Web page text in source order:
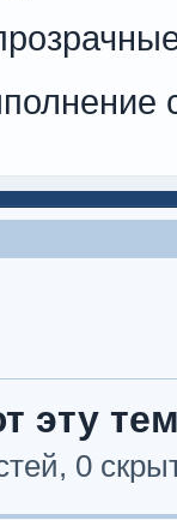
эту
0